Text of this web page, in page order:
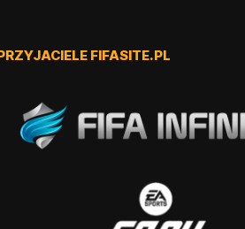
FIFASITE.PL